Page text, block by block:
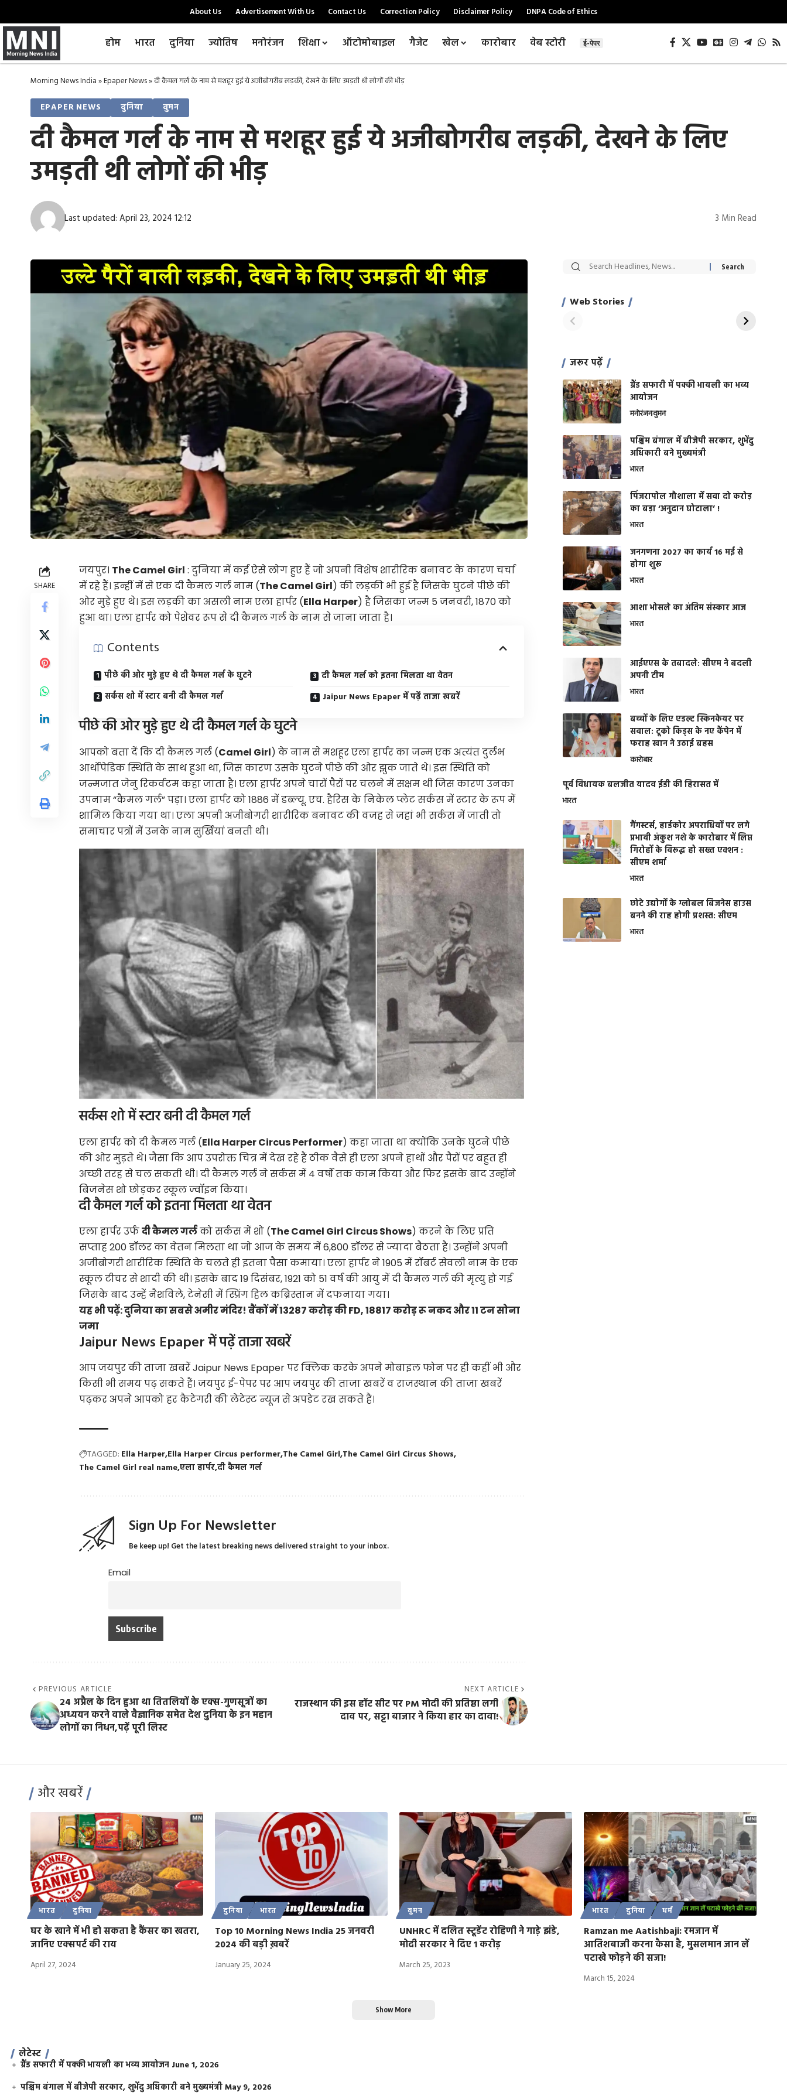
About Us Advertisement With Us Contact Us Correction Policy Disclaimer Policy DNPA Code of Ethics
होम भारत दुनिया ज्योतिष मनोरंजन शिक्षा ऑटोमोबाइल गैजेट खेल कारोबार वेब स्टोरी ई-पेपर
Morning News India»Epaper News»दी कैमल गर्ल के नाम से मशहूर हुई ये अजीबोगरीब लड़की, देखने के लिए उमड़ती थी लोगों की भीड़
EPAPER NEWS दुनिया वुमन
दी कैमल गर्ल के नाम से मशहूर हुई ये अजीबोगरीब लड़की, देखने के लिए
उमड़ती थी लोगों की भीड़
Last updated: April 23, 2024 12:12 3 Min Read
SHARE
जयपुर। The Camel Girl : दुनिया में कई ऐसे लोग हुए हैं ​जो अपनी विशेष शारीरिक बनावट के कारण चर्चा
में रहे हैं। इन्हीं में से एक दी कैमल गर्ल नाम (The Camel Girl) की लड़की भी हुई है जिसके घुटने पीछे की
ओर मुड़े हुए थे। इस लड़की का असली नाम एला हार्पर (Ella Harper) है जिसका जन्म 5 जनवरी, 1870 को
हुआ था। एला हार्पर को पेशेवर रूप से दी कैमल गर्ल के नाम से जाना जाता है।
Contents
पीछे की ओर मुड़े हुए थे दी कैमल गर्ल के घुटने
सर्कस शो में स्टार बनी दी कैमल गर्ल
दी कैमल गर्ल को इतना मिलता था वेतन
Jaipur News Epaper में पढ़ें ताजा खबरें
पीछे की ओर मुड़े हुए थे दी कैमल गर्ल के घुटने
आपको बता दें कि दी कैमल गर्ल (Camel Girl) के नाम से मशहूर एला हार्पर का जन्म एक अत्यंत दुर्लभ
आर्थोपेडिक स्थिति के साथ हुआ था, जिस कारण उसके घुटने पीछे की ओर झुक जाते थे। इस स्थिति को
जन्मजात जेनु रिकर्वटम कहा जाता है। एला हार्पर अपने चारों पैरों पर चलने में सक्षम थी जिस कारण उनका
उपनाम “कैमल गर्ल” पड़ा। एला हार्पर को 1886 में डब्ल्यू. एच. हैरिस के निकेल प्लेट सर्कस में स्टार के रूप में
शामिल किया गया था। एला अपनी अजीबोगरी शारीरिक बनावट की वजह से जहां भी सर्कस में जाती तो
समाचार पत्रों में उनके नाम सुर्खियां बनती थी।
सर्कस शो में स्टार बनी दी कैमल गर्ल
एला हार्पर को दी कैमल गर्ल (Ella Harper Circus Performer) कहा जाता था क्योंकि उनके घुटने पीछे
की ओर मुड़ते थे। जैसा कि आप उपरोक्त चित्र में देख रहे हैं ठीक वैसे ही एला अपने हाथों और पैरों पर बहुत ही
अच्छी तरह से चल सकती थी। दी कैमल गर्ल ने सर्कस में 4 वर्षों तक काम किया और फिर इसके बाद उन्होंने
बिजनेस शो छोड़कर स्कूल ज्वॉइन किया।
दी कैमल गर्ल को इतना मिलता था वेतन
एला हार्पर उर्फदी कैमल गर्लको सर्कस में शो (The Camel Girl Circus Shows) करने के लिए प्रति
सप्ताह 200 डॉलर का वेतन मिलता था जो आज के समय में 6,800 डॉलर से ज्यादा बैठता है। उन्होंने अपनी
अजीबोगरी शारीरिक स्थिति के चलते ही इतना पैसा कमाया। एला हार्पर ने 1905 में रॉबर्ट सेवली नाम के एक
स्कूल टीचर से शादी की थी। इसके बाद 19 दिसंबर, 1921 को 51 वर्ष की आयु में दी कैमल गर्ल की मृत्यु हो गई
जिसके बाद उन्हें नैशविले, टेनेसी में स्प्रिंग हिल कब्रिस्तान में दफनाया गया।
यह भी पढ़ें:दुनिया का सबसे अमीर मंदिर! बैंकों में 13287 करोड़ की FD, 18817 करोड़ रू नकद और 11 टन सोना
जमा
Jaipur News Epaper में पढ़ें ताजा खबरें
आप जयपुर की ताजा खबरेंJaipur News Epaperपर क्लिक करके अपने मोबाइल फोन पर ही कहीं भी और
किसी भी समय पढ़ सकते हैं। जयपुर ई-पेपर पर आप जयपुर की ताजा खबरें व राजस्थान की ताजा खबरें
पढ़कर अपने आपको हर कैटेगरी की लेटेस्ट न्यूज से अपडेट रख सकते हैं।
TAGGED: Ella Harper Ella Harper Circus performer The Camel Girl The Camel Girl Circus Shows
The Camel Girl real nameएला हार्परदी कैमल गर्ल
Sign Up For Newsletter
Be keep up! Get the latest breaking news delivered straight to your inbox.
Email
PREVIOUS ARTICLE
24 अप्रैल के दिन हुआ था तितलियों के एक्स-गुणसूत्रों का
अध्ययन करने वाले वैज्ञानिक समेत देश दुनिया के इन महान
लोगों का निधन,पढ़ें पूरी लिस्ट
NEXT ARTICLE
राजस्थान की इस हॉट सीट पर PM मोदी की प्रतिष्ठा लगी
दाव पर, सट्टा बाजार ने किया हार का दावा!
Web Stories
सट्टेबाजी में अरेस्ट हुए
साहिल खान
रोज एक कच्चे लहसुन
जरूर पढ़ें
ग्रैंड सफारी में पक्की भायली का भव्य
आयोजन
मनोरंजनवुमन
पश्चिम बंगाल में बीजेपी सरकार, शुभेंदु
अधिकारी बने मुख्यमंत्री
भारत
​पिंजरापोल गौशाला में सवा दो करोड़
का बड़ा ‘अनुदान घोटाला’ !
भारत
जनगणना 2027 का कार्य 16 मई से
होगा शुरू
भारत
आशा भोसले का अंतिम संस्कार आज
भारत
आईएएस के तबादले: सीएम ने बदली
अपनी टीम
भारत
बच्चों के लिए एडल्ट स्किनकेयर पर
सवाल: टूको किड्स के नए कैंपेन में
फराह खान ने उठाई बहस
कारोबार
पूर्व विधायक बलजीत यादव ईडी की हिरासत में
भारत
गैंगस्टर्स, हार्डकोर अपराधियों पर लगे
प्रभावी अंकुश नशे के कारोबार में लिप्त
गिरोहों के विरूद्ध हो सख्त एक्शन :
सीएम शर्मा
भारत
छोटे उद्योगों के ग्लोबल बिजनेस हाउस
बनने की राह होगी प्रशस्त: सीएम
भारत
और खबरें
भारत दुनिया
घर के खाने में भी हो सकता है कैंसर का खतरा,
जानिए एक्सपर्ट की राय
April 27, 2024
दुनिया भारत
Top 10 Morning News India 25 जनवरी
2024 की बड़ी ख़बरें
January 25, 2024
वुमन
UNHRC में दलित स्‍टूडेंट रोहिणी ने गाड़े झंडे,
मोदी सरकार ने दिए 1 करोड़
March 25, 2023
भारत दुनिया धर्म
Ramzan me Aatishbaji: रमजान में
आतिशबाजी करना कैसा है, मुसलमान जान लें
पटाखे फोड़ने की सजा!
March 15, 2024
Show More
लेटेस्ट
ग्रैंड सफारी में पक्की भायली का भव्य आयोजन June 1, 2026
पश्चिम बंगाल में बीजेपी सरकार, शुभेंदु अधिकारी बने मुख्यमंत्रीMay 9, 2026